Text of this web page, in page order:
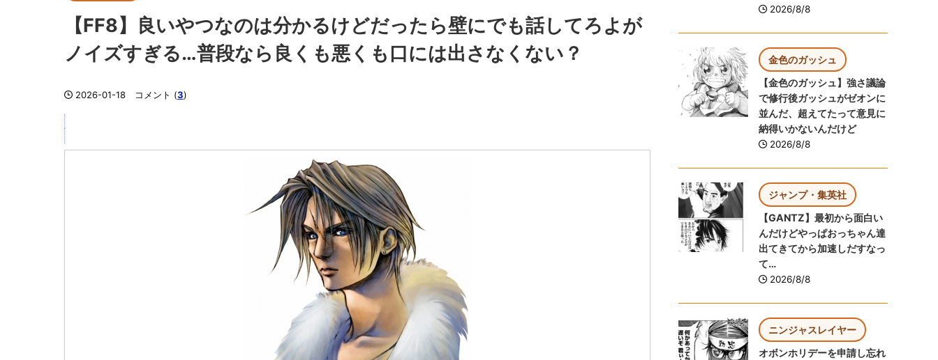
【FF8】良いやつなのは分かるけどだったら壁にでも話してろよが
ノイズすぎる…普段なら良くも悪くも口には出さなくない？
2026-01-18 コメント (3)
2026/8/8
金色のガッシュ
【金色のガッシュ】強さ議論
で修行後ガッシュがゼオンに
並んだ、超えてたって意見に
納得いかないんだけど
2026/8/8
ジャンプ・集英社
【GANTZ】最初から面白い
んだけどやっぱおっちゃん達
出てきてから加速しだすなっ
て…
2026/8/8
ニンジャスレイヤー
オボンホリデーを申請し忘れ